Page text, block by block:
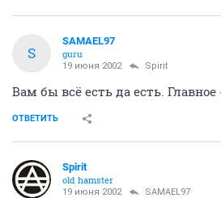
S
SAMAEL97
guru
19 июня 2002 Spirit
Вам бы всё есть да есть. Главное
ОТВЕТИТЬ
Spirit
old hamster
19 июня 2002 SAMAEL97